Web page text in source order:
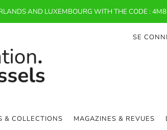
AND LUXEMBOURG WITH THE CODE :
& COLLECTIONS MAGAZINES & REVUES
SE